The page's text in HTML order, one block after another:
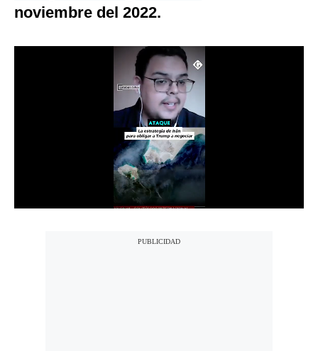
G de Gestión
Notas Contratadas
noviembre del 2022.